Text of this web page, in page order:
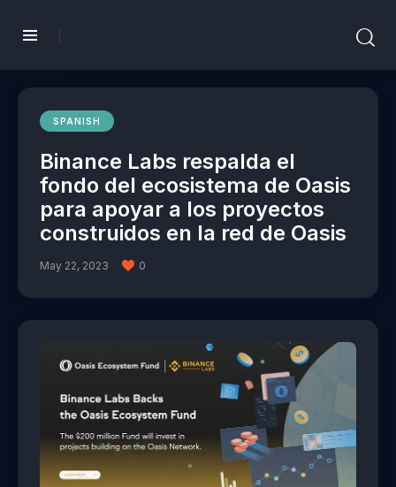
SPANISH
Binance Labs respalda el
fondo del ecosistema de Oasis
para apoyar a los proyectos
construidos en la red de Oasis
May 22, 2023 0